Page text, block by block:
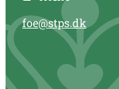
foe@stps.dk